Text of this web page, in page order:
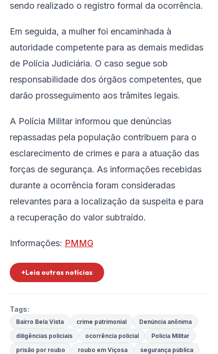
sendo realizado o registro formal da ocorrência.
Em seguida, a mulher foi encaminhada à
autoridade competente para as demais medidas
de Polícia Judiciária. O caso segue sob
responsabilidade dos órgãos competentes, que
darão prosseguimento aos trâmites legais.
A Polícia Militar informou que denúncias
repassadas pela população contribuem para o
esclarecimento de crimes e para a atuação das
forças de segurança. As informações recebidas
durante a ocorrência foram consideradas
relevantes para a localização da suspeita e para
a recuperação do valor subtraído.
Informações: PMMG
+Leia outras notícias
Tags:
Bairro Bela Vista crime patrimonial
Denúncia anônima
diligências policiais
ocorrência policial
Polícia Militar
prisão por roubo
roubo em Viçosa segurança pública